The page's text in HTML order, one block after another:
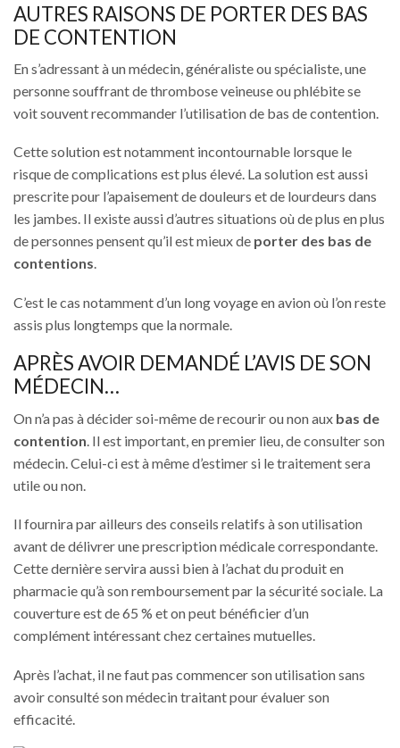
AUTRES RAISONS DE PORTER DES BAS
DE CONTENTION
En s’adressant à un médecin, généraliste ou spécialiste, une
personne souffrant de thrombose veineuse ou phlébite se
voit souvent recommander l’utilisation de bas de contention.
Cette solution est notamment incontournable lorsque le
risque de complications est plus élevé. La solution est aussi
prescrite pour l’apaisement de douleurs et de lourdeurs dans
les jambes. Il existe aussi d’autres situations où de plus en plus
de personnes pensent qu’il est mieux de porter des bas de
contentions.
C’est le cas notamment d’un long voyage en avion où l’on reste
assis plus longtemps que la normale.
APRÈS AVOIR DEMANDÉ L’AVIS DE SON
MÉDECIN…
On n’a pas à décider soi-même de recourir ou non aux bas de
contention . Il est important, en premier lieu, de consulter son
médecin. Celui-ci est à même d’estimer si le traitement sera
utile ou non.
Il fournira par ailleurs des conseils relatifs à son utilisation
avant de délivrer une prescription médicale correspondante.
Cette dernière servira aussi bien à l’achat du produit en
pharmacie qu’à son remboursement par la sécurité sociale. La
couverture est de 65 % et on peut bénéficier d’un
complément intéressant chez certaines mutuelles.
Après l’achat, il ne faut pas commencer son utilisation sans
avoir consulté son médecin traitant pour évaluer son
efficacité.